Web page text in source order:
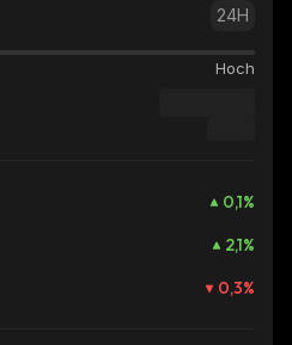
24H
Hoch
0,1%
2,1%
0,3%